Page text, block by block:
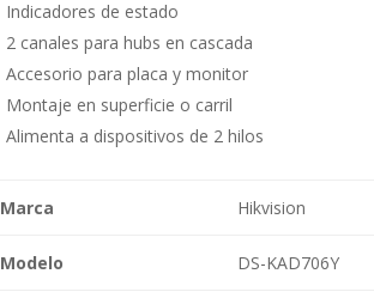
Indicadores de estado
2 canales para hubs en cascada
Accesorio para placa y monitor
Montaje en superficie o carril
Alimenta a dispositivos de 2 hilos
Marca Hikvision
Modelo DS-KAD706Y